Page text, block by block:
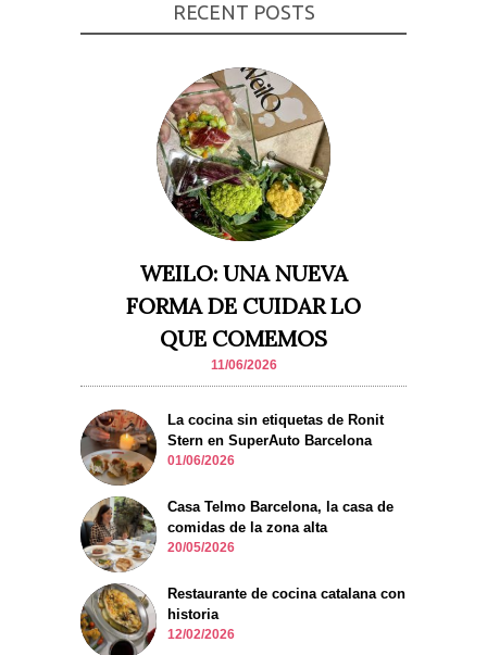
RECENT POSTS
WEILO: UNA NUEVA
FORMA DE CUIDAR LO
QUE COMEMOS
11/06/2026
La cocina sin etiquetas de Ronit
Stern en SuperAuto Barcelona
01/06/2026
Casa Telmo Barcelona, la casa de
comidas de la zona alta
20/05/2026
Restaurante de cocina catalana con
historia
12/02/2026
rechaza estas